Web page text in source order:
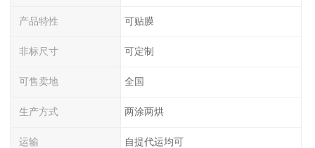
产品特性 可贴膜
非标尺寸 可定制
可售卖地 全国
生产方式 两涂两烘
运输 自提代运均可